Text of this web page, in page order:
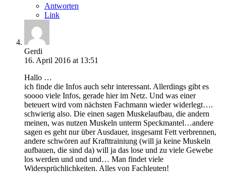
Antworten
Link
Gerdi
16. April 2016 at 13:51
Hallo …
ich finde die Infos auch sehr interessant. Allerdings gibt es
soooo viele Infos, gerade hier im Netz. Und was einer
beteuert wird vom nächsten Fachmann wieder widerlegt….
schwierig also. Die einen sagen Muskelaufbau, die andern
meinen, was nutzen Muskeln unterm Speckmantel…andere
sagen es geht nur über Ausdauer, insgesamt Fett verbrennen,
andere schwören auf Krafttrainiung (will ja keine Muskeln
aufbauen, die sind da) will ja das lose und zu viele Gewebe
los werden und und und… Man findet viele
Widersprüchlichkeiten. Alles von Fachleuten!